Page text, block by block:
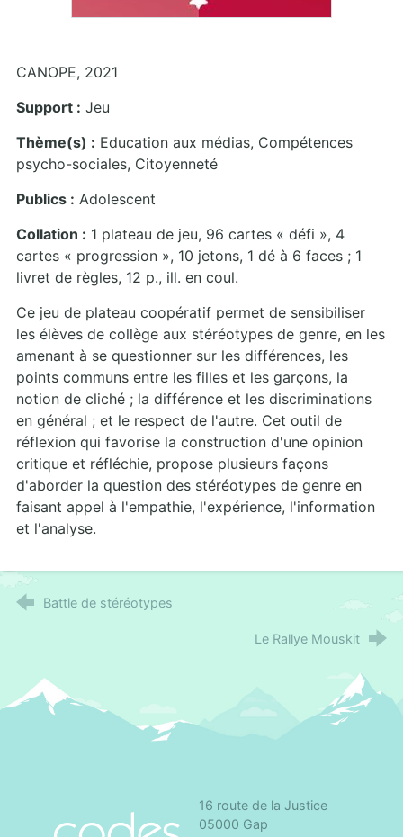
CANOPE, 2021
Support : Jeu
Thème(s) : Education aux médias, Compétences
psycho-sociales, Citoyenneté
Publics : Adolescent
Collation : 1 plateau de jeu, 96 cartes « défi », 4
cartes « progression », 10 jetons, 1 dé à 6 faces ; 1
livret de règles, 12 p., ill. en coul.
Ce jeu de plateau coopératif permet de sensibiliser
les élèves de collège aux stéréotypes de genre, en les
amenant à se questionner sur les différences, les
points communs entre les filles et les garçons, la
notion de cliché ; la différence et les discriminations
en général ; et le respect de l'autre. Cet outil de
réflexion qui favorise la construction d'une opinion
critique et réfléchie, propose plusieurs façons
d'aborder la question des stéréotypes de genre en
faisant appel à l'empathie, l'expérience, l'information
et l'analyse.
Battle de stéréotypes
Le Rallye Mouskit
CoDES 05 - Comité départemental
16 route de la Justice
05000 Gap